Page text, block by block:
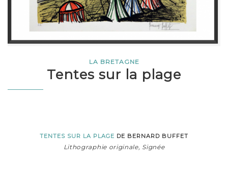
LA BRETAGNE
Tentes sur la plage
TENTES SUR LA PLAGE DE BERNARD BUFFET
Lithographie originale, Signée